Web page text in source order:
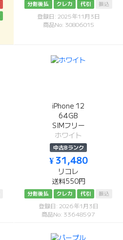
分割後払 クレカ 代引 振込
登録日: 2025年11月3日
商品No: 30806015
iPhone 12
64GB
SIMフリー
ホワイト
中古Bランク
¥ 31,480
リコレ
送料550円
分割後払 クレカ 代引 振込
登録日: 2026年1月3日
商品No: 33648597